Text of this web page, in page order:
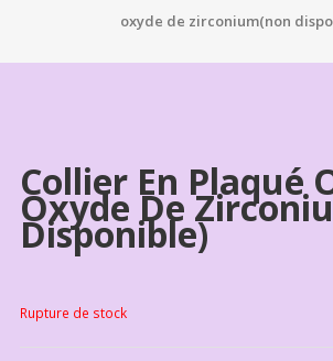
oxyde de zirconium(non
Collier En Plaqué
Oxyde De
Disponible)
Rupture de stock